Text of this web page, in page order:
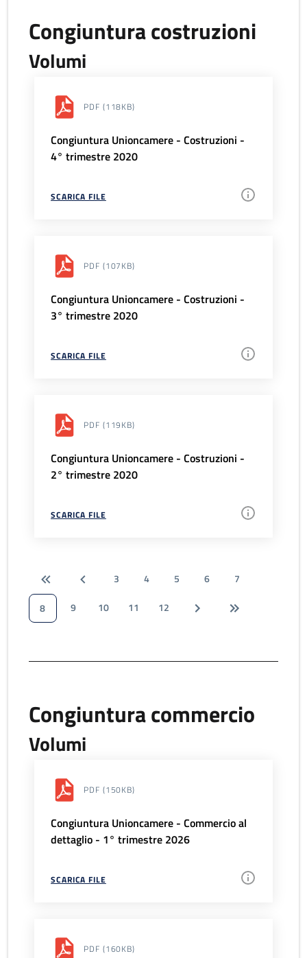
Congiuntura costruzioni
Volumi
PDF (118KB)
Congiuntura Unioncamere - Costruzioni -
4° trimestre 2020
SCARICA FILE
PDF (107KB)
Congiuntura Unioncamere - Costruzioni -
3° trimestre 2020
SCARICA FILE
PDF (119KB)
Congiuntura Unioncamere - Costruzioni -
2° trimestre 2020
SCARICA FILE
3 4 5 6
7
8
9 10 11 12
Congiuntura commercio
Volumi
PDF (150KB)
Congiuntura Unioncamere - Commercio al
dettaglio - 1° trimestre 2026
SCARICA FILE
PDF (160KB)